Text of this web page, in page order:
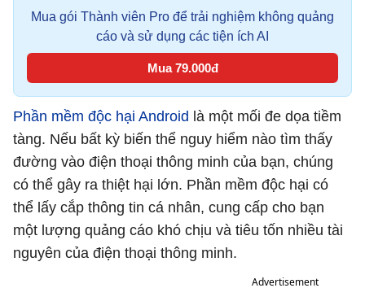
Mua gói Thành viên Pro để trải nghiệm không quảng
cáo và sử dụng các tiện ích AI
Mua 79.000đ
Phần mềm độc hại Android là một mối đe dọa tiềm
tàng. Nếu bất kỳ biến thể nguy hiểm nào tìm thấy
đường vào điện thoại thông minh của bạn, chúng
có thể gây ra thiệt hại lớn. Phần mềm độc hại có
thể lấy cắp thông tin cá nhân, cung cấp cho bạn
một lượng quảng cáo khó chịu và tiêu tốn nhiều tài
nguyên của điện thoại thông minh.
Advertisement